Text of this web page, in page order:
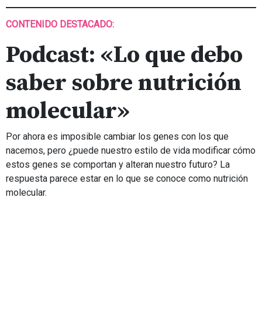
CONTENIDO DESTACADO:
Podcast: «Lo que debo
saber sobre nutrición
molecular»
Por ahora es imposible cambiar los genes con los que
nacemos, pero ¿puede nuestro estilo de vida modificar cómo
estos genes se comportan y alteran nuestro futuro? La
respuesta parece estar en lo que se conoce como nutrición
molecular.